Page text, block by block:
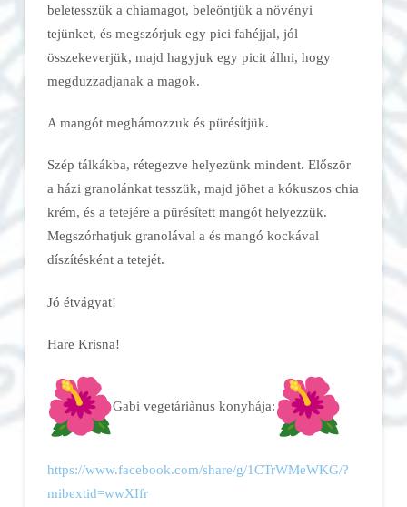
beletesszük a chiamagot, beleöntjük a növényi
tejünket, és megszórjuk egy pici fahéjjal, jól
összekeverjük, majd hagyjuk egy picit állni, hogy
megduzzadjanak a magok.
A mangót meghámozzuk és pürésítjük.
Szép tálkákba, rétegezve helyezünk mindent. Először
a házi granolánkat tesszük, majd jöhet a kókuszos chia
krém, és a tetejére a pürésített mangót helyezzük.
Megszórhatjuk granolával a és mangó kockával
díszítésként a tetejét.
Jó étvágyat!
Hare Krisna!
Gabi vegetáriànus konyhája:
https://www.facebook.com/share/g/1CTrWMeWKG/?
mibextid=wwXIfr